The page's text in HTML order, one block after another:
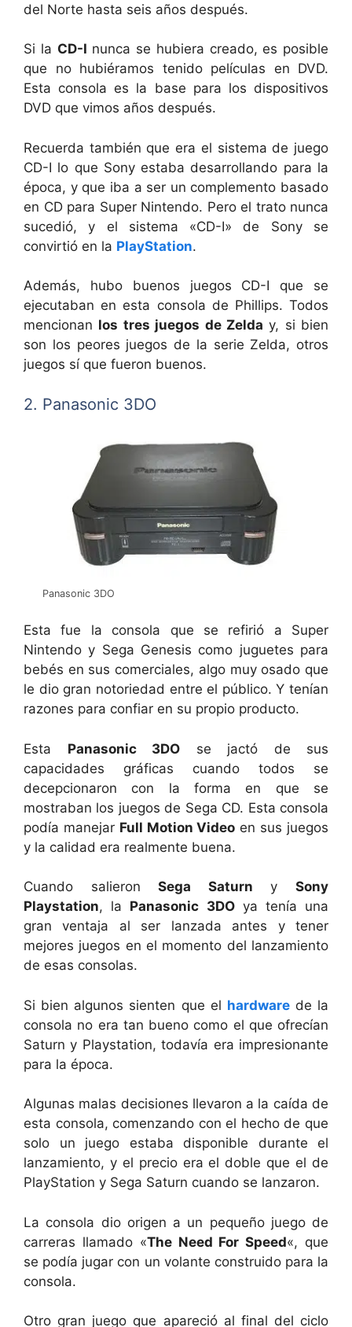
del Norte hasta seis años después.
Si la CD-I nunca se hubiera creado, es posible
que no hubiéramos tenido películas en DVD.
Esta consola es la base para los dispositivos
DVD que vimos años después.
Recuerda también que era el sistema de juego
CD-I lo que Sony estaba desarrollando para la
época, y que iba a ser un complemento basado
en CD para Super Nintendo. Pero el trato nunca
sucedió, y el sistema «CD-I» de Sony se
convirtió en la PlayStation.
Además, hubo buenos juegos CD-I que se
ejecutaban en esta consola de Phillips. Todos
mencionan los tres juegos de Zelda y, si bien
son los peores juegos de la serie Zelda, otros
juegos sí que fueron buenos.
2. Panasonic 3DO
Panasonic 3DO
Esta fue la consola que se refirió a Super
Nintendo y Sega Genesis como juguetes para
bebés en sus comerciales, algo muy osado que
le dio gran notoriedad entre el público. Y tenían
razones para confiar en su propio producto.
Esta Panasonic 3DO se jactó de sus
capacidades gráficas cuando todos se
decepcionaron con la forma en que se
mostraban los juegos de Sega CD. Esta consola
podía manejar Full Motion Video en sus juegos
y la calidad era realmente buena.
Cuando salieronSega Saturn ySony
Playstation, la Panasonic 3DOya tenía una
gran ventaja al ser lanzada antes y tener
mejores juegos en el momento del lanzamiento
de esas consolas.
Si bien algunos sienten que el hardwarede la
consola no era tan bueno como el que ofrecían
Saturn y Playstation, todavía era impresionante
para la época.
Algunas malas decisiones llevaron a la caída de
esta consola, comenzando con el hecho de que
solo un juego estaba disponible durante el
lanzamiento, y el precio era el doble que el de
PlayStation y Sega Saturn cuando se lanzaron.
La consola dio origen a un pequeño juego de
carreras llamado «The Need For Speed«, que
se podía jugar con un volante construido para la
consola.
Otro gran juego que apareció al final del ciclo